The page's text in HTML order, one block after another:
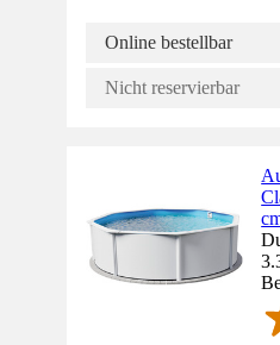
Online bestellbar
Nicht reservierbar